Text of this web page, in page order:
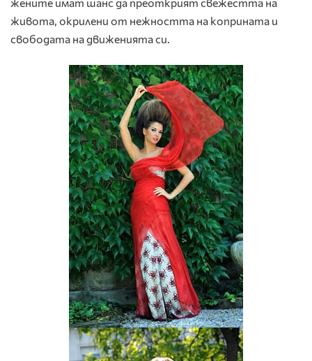
жените имат шанс да преоткрият свежестта на
живота, окрилени от нежността на коприната и
свободата на движенията си.